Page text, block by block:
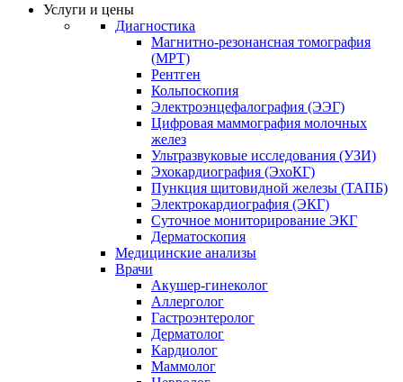
Услуги и цены
Диагностика
Магнитно-резонансная томография
(МРТ)
Рентген
Кольпоскопия
Электроэнцефалография (ЭЭГ)
Цифровая маммография молочных
желез
Ультразвуковые исследования (УЗИ)
Эхокардиография (ЭхоКГ)
Пункция щитовидной железы (ТАПБ)
Электрокардиография (ЭКГ)
Суточное мониторирование ЭКГ
Дерматоскопия
Медицинские анализы
Врачи
Акушер-гинеколог
Аллерголог
Гастроэнтеролог
Дерматолог
Кардиолог
Маммолог